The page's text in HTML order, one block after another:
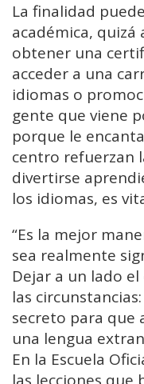
La finalidad
académica,
obtener una
acceder a una
idiomas o
gente que viene
porque le
centro refuerzan
divertirse
los idiomas, es
“Es la mejor
sea realmente
Dejar a un lado el
las
secreto para que
una lengua
En la Escuela